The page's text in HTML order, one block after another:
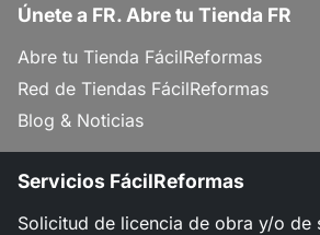
Únete a FR. Abre tu Tienda FR
Abre tu Tienda FácilReformas
Red de Tiendas FácilReformas
Blog & Noticias
Servicios FácilReformas
Solicitud de licencia de obra y/o de